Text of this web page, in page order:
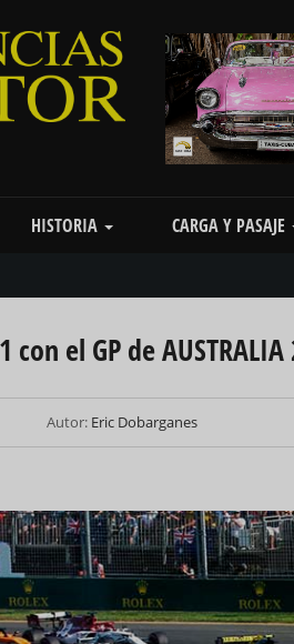
HISTORIA CARGA Y PASAJE
el GP de AUSTRALIA
Autor: Eric Dobarganes